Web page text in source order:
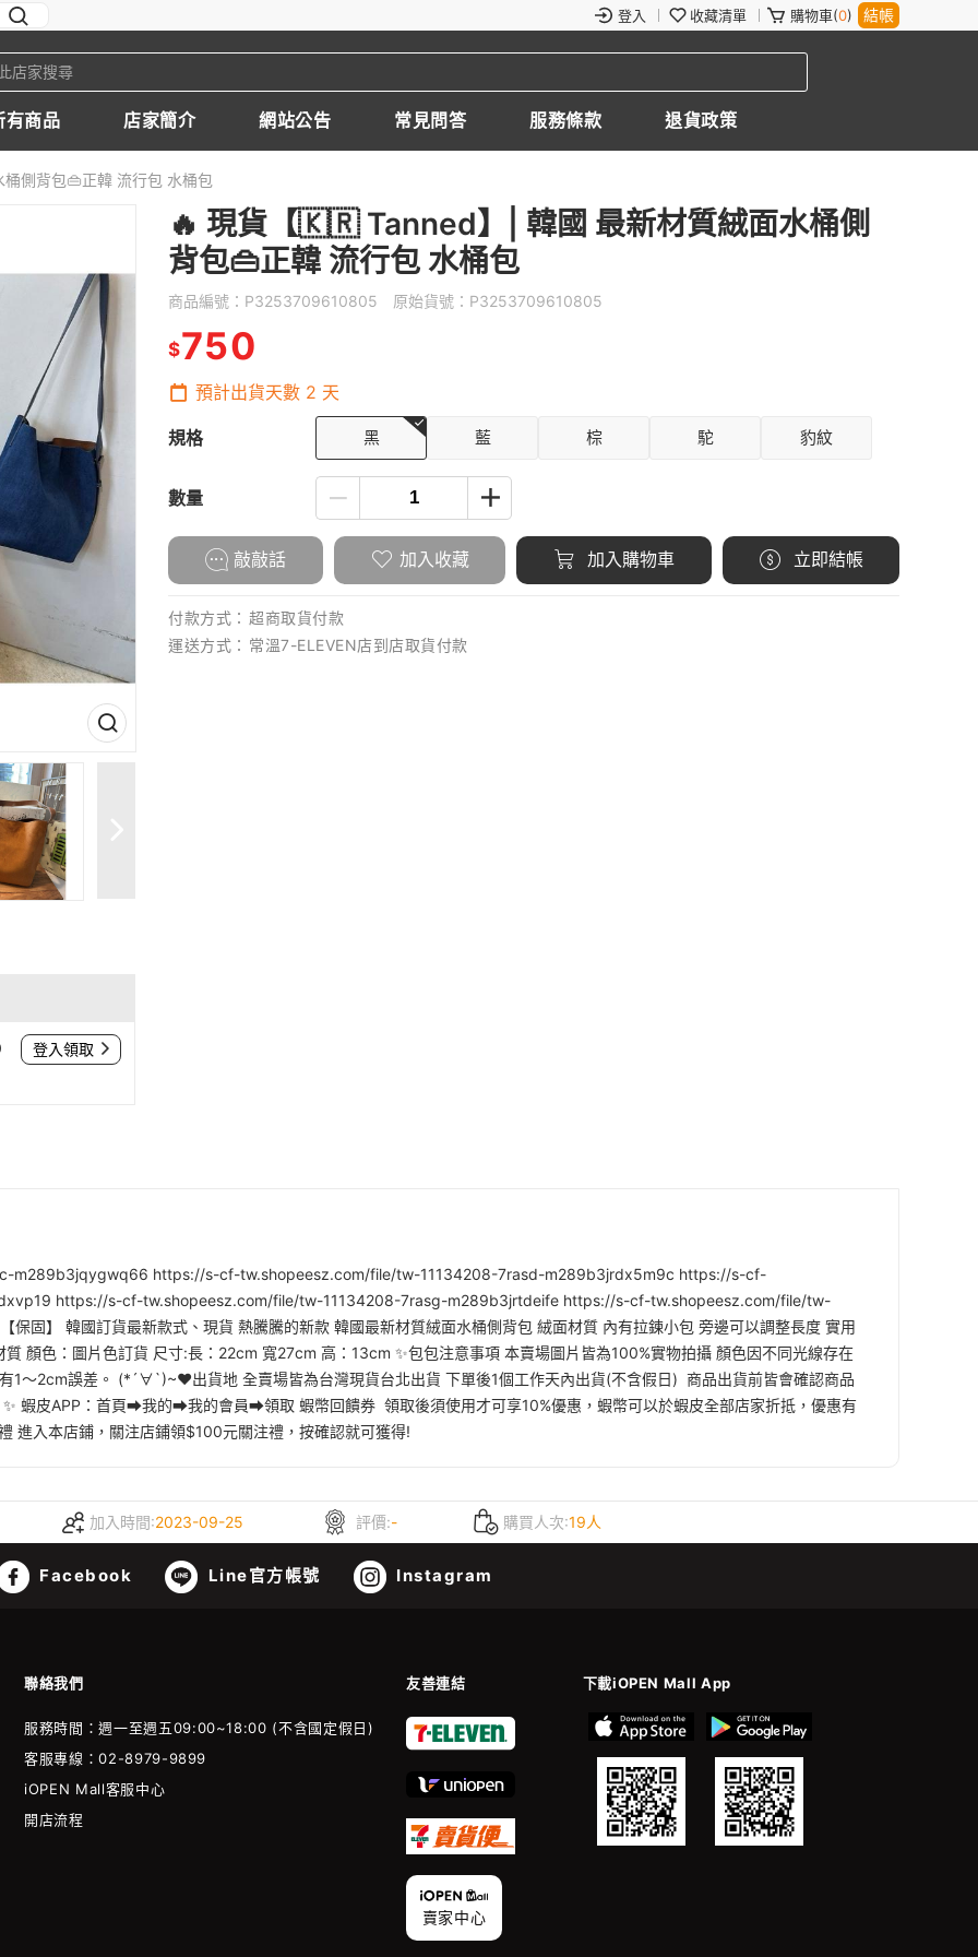
登入 收藏清單 購物車(0) 結帳
有商品 店家簡介 網站公告 常見問答 服務條款 退貨政策
側背包👜正韓 流行包 水桶包
登入領取
🔥 現貨【🇰🇷 Tanned】| 韓國 最新材質絨面水桶側
背包👜正韓 流行包 水桶包
商品編號： P3253709610805 原始貨號： P3253709610805
$750
預計出貨天數 2 天
規格 黑 藍 棕 駝 豹紋
數量
敲敲話 加入收藏 加入購物車 立即結帳
付款方式： 超商取貨付款
運送方式： 常溫7-ELEVEN店到店取貨付款
m289b3jqygwq66 https://s-cf-tw.shopeesz.com/file/tw-11134208-7rasd-m289b3jrdx5m9c https://s-cf-
https://s-cf-tw.shopeesz.com/file/tw-11134208-7rasg-m289b3jrtdeife https://s-cf-tw.shopeesz.com/file/tw-
固】 韓國訂貨最新款式、現貨 熱騰騰的新款 韓國最新材質絨面水桶側背包 絨面材質 內有拉鍊小包 旁邊可以調整長度 實用
顏色：圖片色訂貨 尺寸:長：22cm 寬27cm 高：13cm ✨包包注意事項 本賣場圖片皆為100%實物拍攝 顏色因不同光線存在
1～2cm誤差。 (*´∀`)~♥出貨地 全賣場皆為台灣現貨台北出貨 下單後1個工作天內出貨(不含假日) 商品出貨前皆會確認商品
皮APP：首頁➡我的➡我的會員➡領取 蝦幣回饋券 領取後須使用才可享10%優惠，蝦幣可以於蝦皮全部店家折抵，優惠有
入本店鋪，關注店鋪領$100元關注禮，按確認就可獲得!
加入時間:2023-09-25 評價:- 購買人次:19人
Facebook Line官方帳號 Instagram
聯絡我們 友善連結 下載iOPEN Mall App
服務時間：週一至週五09:00~18:00 (不含國定假日)
客服專線：02-8979-9899
iOPEN Mall客服中心
開店流程
賣家中心